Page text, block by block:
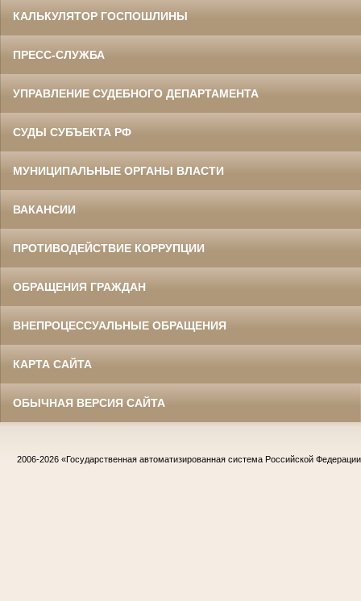
КАЛЬКУЛЯТОР ГОСПОШЛИНЫ
ПРЕСС-СЛУЖБА
УПРАВЛЕНИЕ СУДЕБНОГО ДЕПАРТАМЕНТА
СУДЫ СУБЪЕКТА РФ
МУНИЦИПАЛЬНЫЕ ОРГАНЫ ВЛАСТИ
ВАКАНСИИ
ПРОТИВОДЕЙСТВИЕ КОРРУПЦИИ
ОБРАЩЕНИЯ ГРАЖДАН
ВНЕПРОЦЕССУАЛЬНЫЕ ОБРАЩЕНИЯ
КАРТА САЙТА
ОБЫЧНАЯ ВЕРСИЯ САЙТА
2006-2026 «Государственная автоматизированная система Российской